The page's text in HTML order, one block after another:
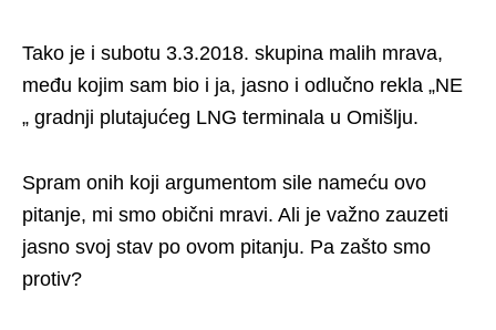
Tako je i subotu 3.3.2018. skupina malih mrava,
među kojim sam bio i ja, jasno i odlučno rekla „NE
„ gradnji plutajućeg LNG terminala u Omišlju.
Spram onih koji argumentom sile nameću ovo
pitanje, mi smo obični mravi. Ali je važno zauzeti
jasno svoj stav po ovom pitanju. Pa zašto smo
protiv?